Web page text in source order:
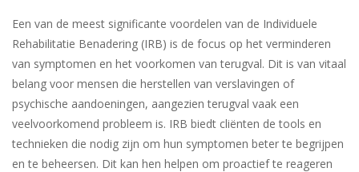
Een van de meest significante voordelen van de Individuele
Rehabilitatie Benadering (IRB) is de focus op het verminderen
van symptomen en het voorkomen van terugval. Dit is van vitaal
belang voor mensen die herstellen van verslavingen of
psychische aandoeningen, aangezien terugval vaak een
veelvoorkomend probleem is. IRB biedt cliënten de tools en
technieken die nodig zijn om hun symptomen beter te begrijpen
en te beheersen. Dit kan hen helpen om proactief te reageren